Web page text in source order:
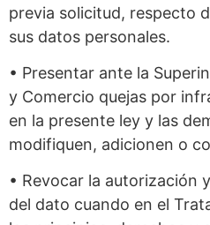
previa solicitud, respecto
sus datos personales.
• Presentar ante la
y Comercio quejas por
en la presente ley y las
modifiquen, adicionen o
• Revocar la autorización
del dato cuando en el